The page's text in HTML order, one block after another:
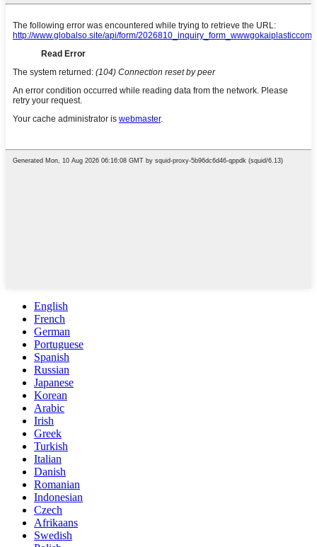
English
French
German
Portuguese
Spanish
Russian
Japanese
Korean
Arabic
Irish
Greek
Turkish
Italian
Danish
Romanian
Indonesian
Czech
Afrikaans
Swedish